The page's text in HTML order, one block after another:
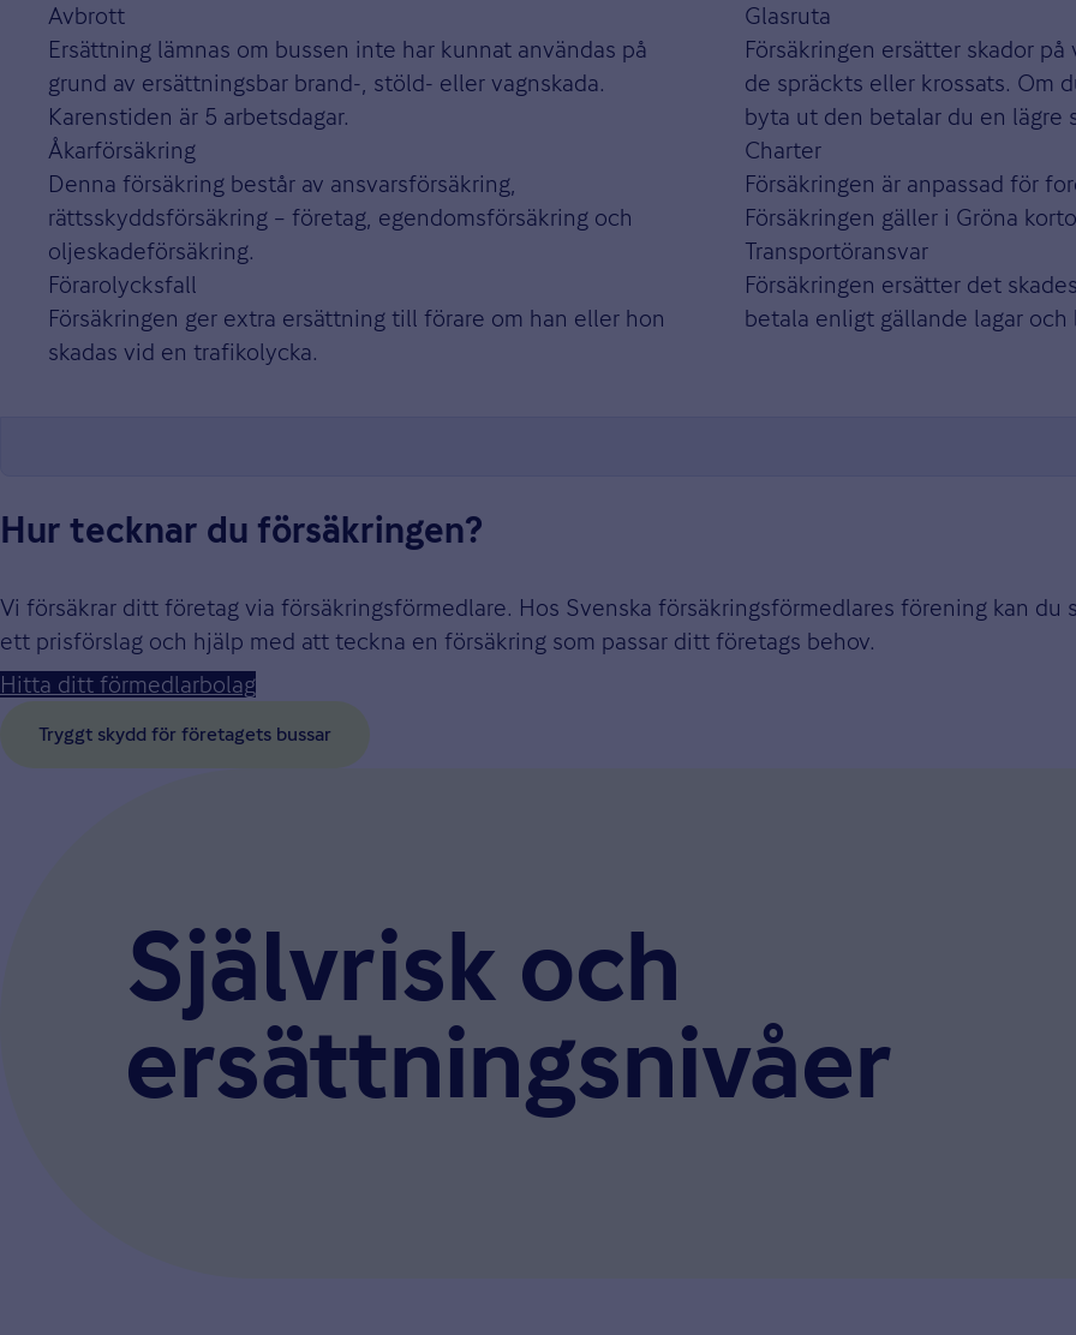
Avbrott
Ersättning lämnas om bussen inte har kunnat användas på
grund av ersättningsbar brand-, stöld- eller vagnskada.
Karenstiden är 5 arbetsdagar.
Åkarförsäkring
Denna försäkring består av ansvarsförsäkring,
rättsskyddsförsäkring – företag, egendomsförsäkring och
oljeskadeförsäkring.
Förarolycksfall
Försäkringen ger extra ersättning till förare om han eller hon
skadas vid en trafikolycka.
Glasruta
Försäkringen ersätter skador
de spräckts eller krossats. Om
byta ut den betalar du en lägre
Charter
Försäkringen är anpassad för
Försäkringen gäller i Gröna
Transportöransvar
Försäkringen ersätter det
betala enligt gällande lagar och
Hur tecknar du försäkringen?
Vi försäkrar ditt företag via försäkringsförmedlare. Hos Svenska försäkringsförmedlares förening kan du
ett prisförslag och hjälp med att teckna en försäkring som passar ditt företags behov.
Hitta ditt förmedlarbolag
Tryggt skydd för företagets bussar
Självrisk och
ersättningsnivåer